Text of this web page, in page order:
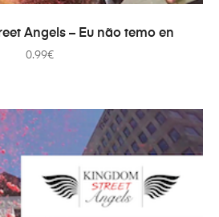
ADICIONAR
Angels – Eu não temo en
0.99€